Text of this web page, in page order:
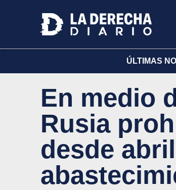
ÚLTIMAS
En medio
Rusia
desde